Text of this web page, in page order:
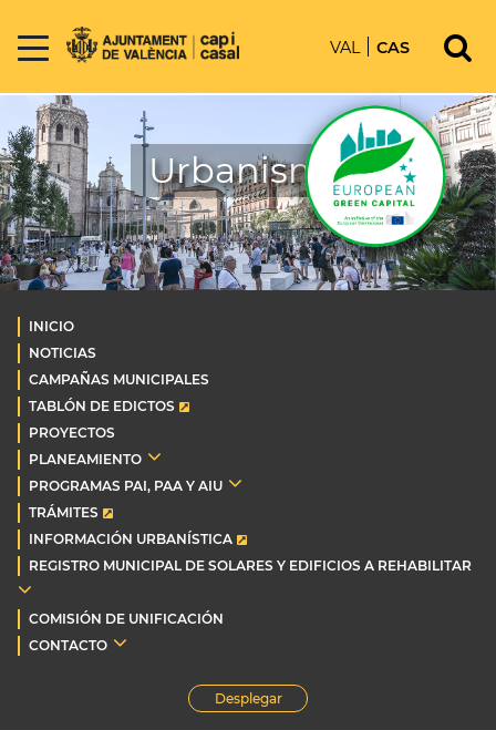
VAL CAS
Urbanismo
INICIO
NOTICIAS
CAMPAÑAS MUNICIPALES
TABLÓN DE EDICTOS
PROYECTOS
PLANEAMIENTO
PROGRAMAS PAI, PAA Y AIU
TRÁMITES
INFORMACIÓN URBANÍSTICA
REGISTRO MUNICIPAL DE SOLARES Y EDIFICIOS A REHABILITAR
COMISIÓN DE UNIFICACIÓN
CONTACTO
Desplegar